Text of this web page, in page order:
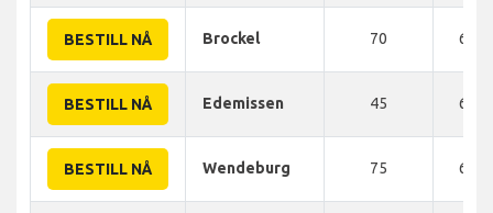
BESTILL NÅ Brockel 70 60
BESTILL NÅ Edemissen 45 60
BESTILL NÅ Wendeburg 75 64